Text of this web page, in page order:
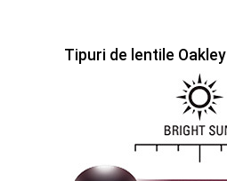
Tipuri de lentile Oakley